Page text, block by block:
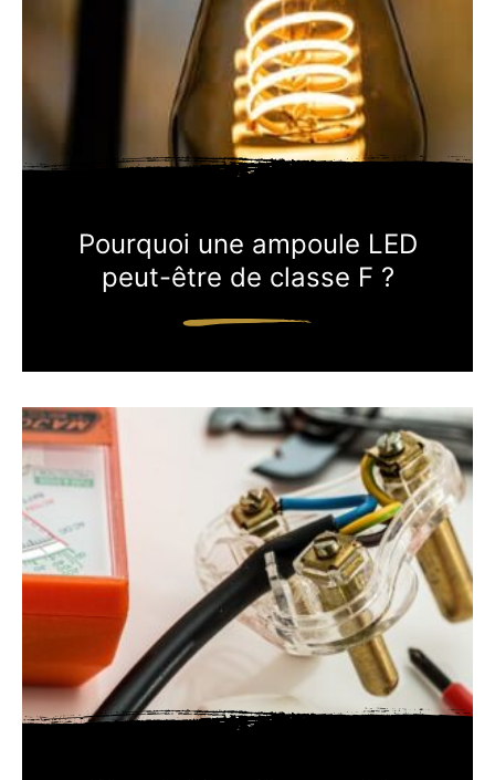
Pourquoi une ampoule LED
peut-être de classe F ?